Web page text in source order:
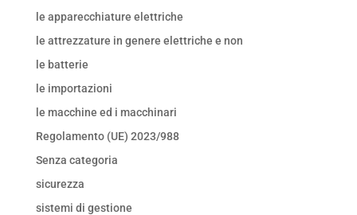
le apparecchiature elettriche
le attrezzature in genere elettriche e non
le batterie
le importazioni
le macchine ed i macchinari
Regolamento (UE) 2023/988
Senza categoria
sicurezza
sistemi di gestione